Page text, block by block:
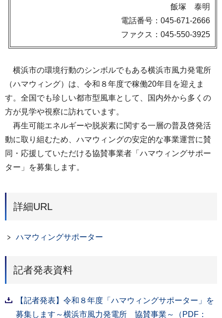
飯塚 泰明
電話番号：045-671-2666
ファクス：045-550-3925
横浜市の環境行動のシンボルでもある横浜市風力発電所
（ハマウィング）は、令和８年度で稼働20年目を迎えま
す。全国でも珍しい都市型風車として、国内外から多くの
方が見学や視察に訪れています。
再生可能エネルギーや脱炭素に関する一層の普及啓発活
動に取り組むため、ハマウィングの安定的な事業運営に賛
同・応援していただける協賛事業者「ハマウィングサポー
ター」を募集します。
詳細URL
ハマウィングサポーター
記者発表資料
【記者発表】令和８年度「ハマウィングサポーター」を
募集します～横浜市風力発電所 協賛事業～（PDF：